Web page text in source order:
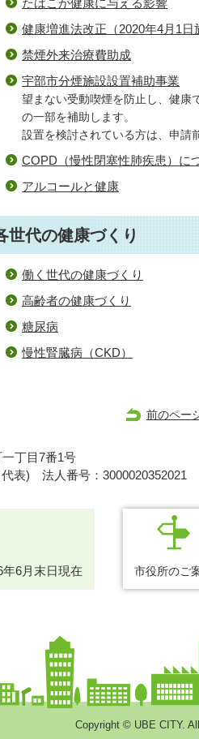
たばこが健康に与える影響
健康増進法改正（2020年4月1
禁煙外来治療費助成
宇部市分煙施設設置補助事業
望まない受動喫煙を防止し、健康
の一部を補助します。
設置を検討されている方は、申請
COPD（慢性閉塞性肺疾患）に
アルコールと健康
世代の健康づくり
働く世代の健康づくり
高齢者の健康づくり
糖尿病
慢性腎臓病（CKD）
前のペー
丁目7番1号
代表) 法人番号：3000020352021
年6月末日現在
市役所のご
Copyright © UBE CITY.